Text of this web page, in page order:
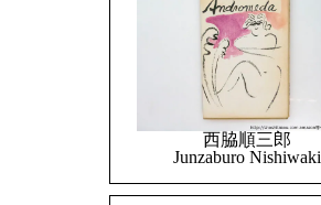
西脇順三郎
Junzaburo Nishiwaki